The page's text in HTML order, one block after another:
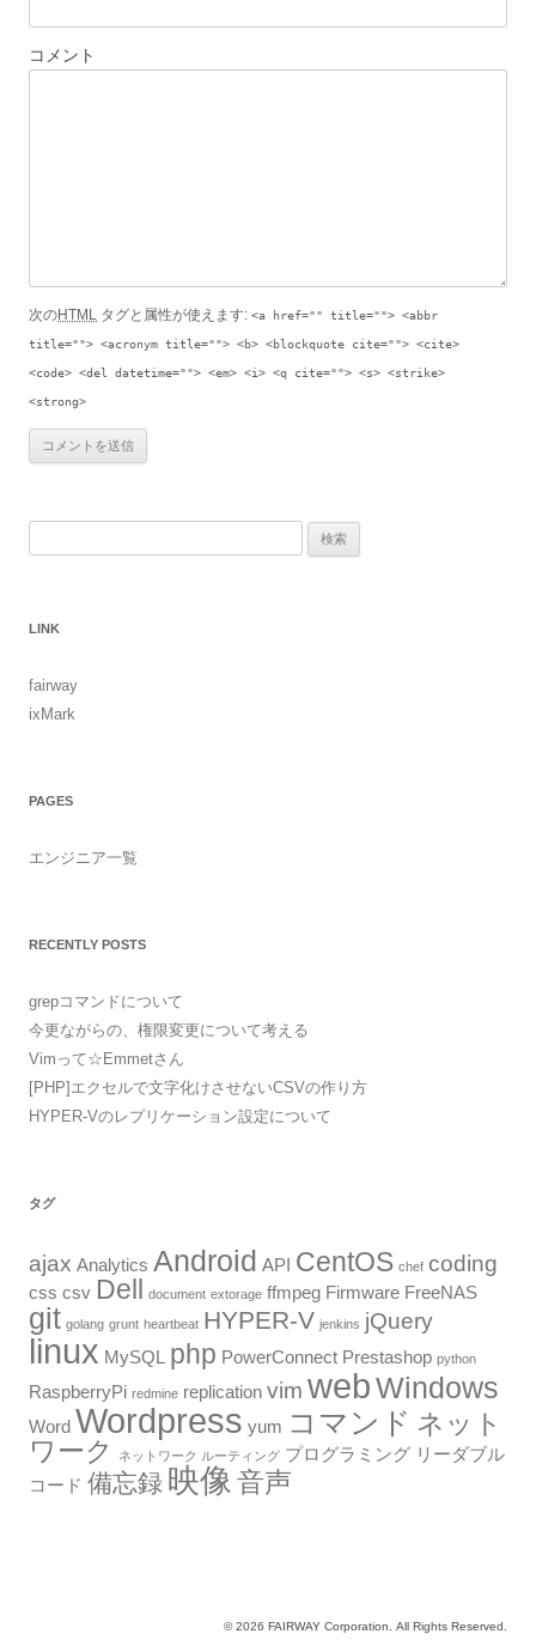
コメント
次のHTML タグと属性が使えます: <a href="" title=""> <abbr
title=""> <acronym title=""> <b> <blockquote cite=""> <cite>
<code> <del datetime=""> <em> <i> <q cite=""> <s> <strike>
<strong>
LINK
fairway
ixMark
PAGES
エンジニア一覧
RECENTLY POSTS
grepコマンドについて
今更ながらの、権限変更について考える
Vimって☆Emmetさん
[PHP]エクセルで文字化けさせないCSVの作り方
HYPER-Vのレプリケーション設定について
タグ
ajax Analytics Android API CentOS chef coding
css csv Dell document extorage ffmpeg Firmware FreeNAS
git golang grunt heartbeat HYPER-V jenkins jQuery
linux MySQL php PowerConnect Prestashop python
RaspberryPi redmine replication vim webWindows
Word Wordpress yum コマンド ネット
ワーク
ネットワーク ルーティング プログラミング リーダブル
コード 備忘録 映像音声
© 2026 FAIRWAY Corporation. All Rights Reserved.